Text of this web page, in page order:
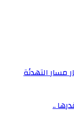
مسار التهدئة
..